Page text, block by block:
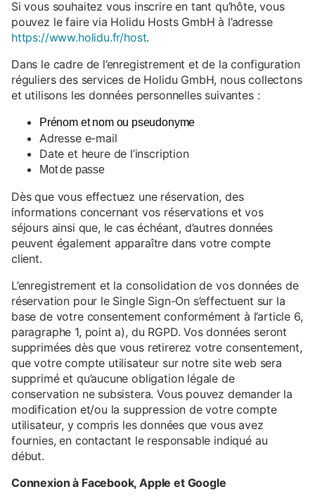
Si vous souhaitez vous inscrire en tant qu’hôte, vous
pouvez le faire via Holidu Hosts GmbH à l’adresse
https://www.holidu.fr/host.
Dans le cadre de l’enregistrement et de la configuration
réguliers des services de Holidu GmbH, nous collectons
et utilisons les données personnelles suivantes :
Prénom et nom ou pseudonyme
Adresse e-mail
Date et heure de l’inscription
Mot de passe
Dès que vous effectuez une réservation, des
informations concernant vos réservations et vos
séjours ainsi que, le cas échéant, d’autres données
peuvent également apparaître dans votre compte
client.
L’enregistrement et la consolidation de vos données de
réservation pour le Single Sign-On s’effectuent sur la
base de votre consentement conformément à l’article 6,
paragraphe 1, point a), du RGPD. Vos données seront
supprimées dès que vous retirerez votre consentement,
que votre compte utilisateur sur notre site web sera
supprimé et qu’aucune obligation légale de
conservation ne subsistera. Vous pouvez demander la
modification et/ou la suppression de votre compte
utilisateur, y compris les données que vous avez
fournies, en contactant le responsable indiqué au
début.
Connexion à Facebook, Apple et Google